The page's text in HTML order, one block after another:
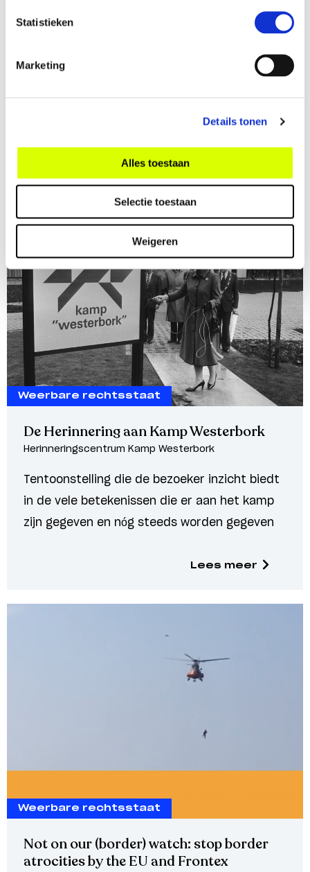
Statistieken
Marketing
Details tonen
Alles toestaan
Selectie toestaan
Weigeren
Hogeschool van Amsterdam en Fontys Hogeschool
Weerbare rechtsstaat
De Herinnering aan Kamp Westerbork
Herinneringscentrum Kamp Westerbork
Tentoonstelling die de bezoeker inzicht biedt
in de vele betekenissen die er aan het kamp
zijn gegeven en nóg steeds worden gegeven
Lees meer
Weerbare rechtsstaat
Not on our (border) watch: stop border
atrocities by the EU and Frontex